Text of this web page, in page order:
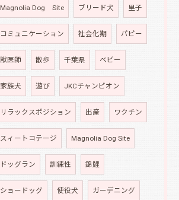
Magnolia Dog Site ブリード犬 里子
コミュニケーション 社会化期 パピー
獣医師 散歩 千葉県 ベビー
家族犬 遊び JKCチャンピオン
リラックスポジション 出産 ワクチン
スィートコテージ Magnolia Dog Site
ドッグラン 訓練性 錦鯉
ショードッグ 使役犬 ガーデニング